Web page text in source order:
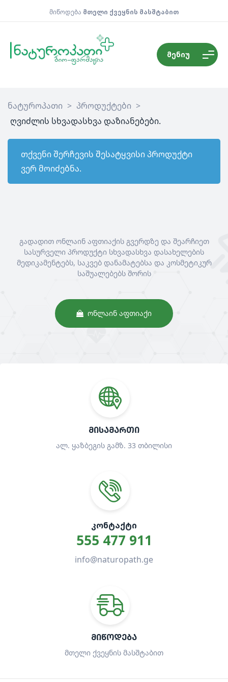
მიწოდება მთელი ქვეყნის მასშტაბით
მენიუ
ნატუროპათი > პროდუქტები >
ღვიძლის სხვადასხვა დაზიანებები.
თქვენი შერჩევის შესატყვისი პროდუქტი
ვერ მოიძებნა.
გადადით ონლაინ აფთიაქის გვერდზე და შეარჩიეთ
სასურველი პროდუქტი სხვადასხვა დასახელების
მედიკამენტებს, საკვებ დანამატებსა და კოსმეტიკურ
საშუალებებს შორის
ᲝᲜᲚᲐᲘᲜ ᲐᲤᲗᲘᲐᲥᲘ
ᲛᲘᲡᲐᲛᲐᲠᲗᲘ
ალ. ყაზბეგის გამზ. 33 თბილისი
ᲙᲝᲜᲢᲐᲥᲢᲘ
555 477 911
info@naturopath.ge
ᲛᲘᲬᲝᲓᲔᲑᲐ
მთელი ქვეყნის მასშტაბით